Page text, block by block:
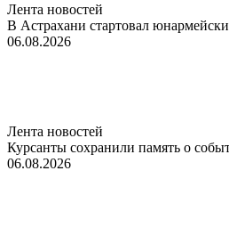
Лента новостей
В Астрахани стартовал
06.08.2026
Лента новостей
Курсанты сохранили память о
06.08.2026